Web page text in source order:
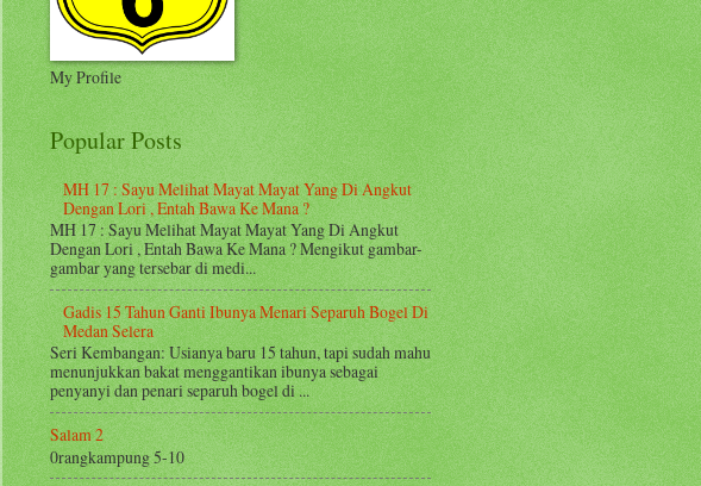
My Profile
Popular Posts
MH 17 : Sayu Melihat Mayat Mayat Yang Di Angkut
Dengan Lori , Entah Bawa Ke Mana ?
MH 17 : Sayu Melihat Mayat Mayat Yang Di Angkut
Dengan Lori , Entah Bawa Ke Mana ? Mengikut gambar-
gambar yang tersebar di medi...
Gadis 15 Tahun Ganti Ibunya Menari Separuh Bogel Di
Medan Selera
Seri Kembangan: Usianya baru 15 tahun, tapi sudah mahu
menunjukkan bakat menggantikan ibunya sebagai
penyanyi dan penari separuh bogel di ...
Salam 2
0rangkampung 5-10